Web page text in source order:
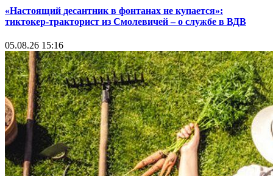
«Настоящий десантник в фонтанах не купается»:
тиктокер-тракторист из Смолевичей – о службе в ВДВ
05.08.26 15:16